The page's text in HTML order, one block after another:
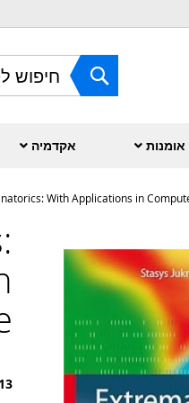
חפש
אומנות אקדמיה
With Applications in